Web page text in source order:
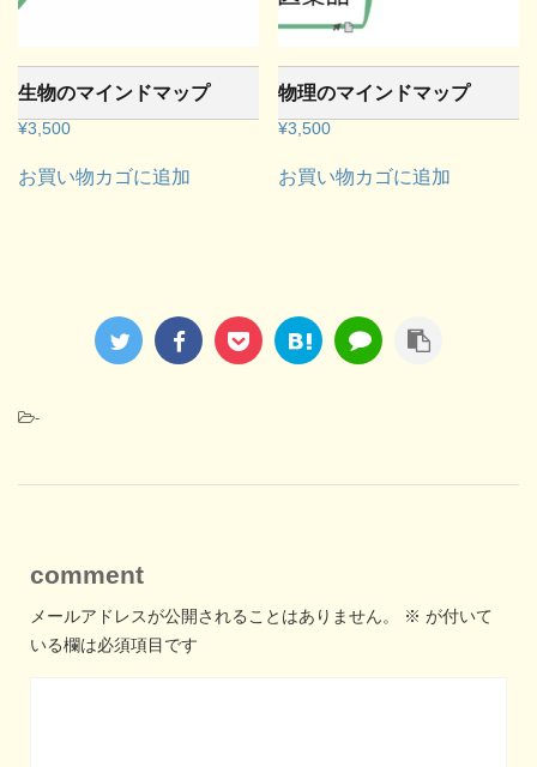
生物のマインドマップ
¥3,500
お買い物カゴに追加
物理のマインドマップ
¥3,500
お買い物カゴに追加
-
comment
メールアドレスが公開されることはありません。 ※ が付いて
いる欄は必須項目です